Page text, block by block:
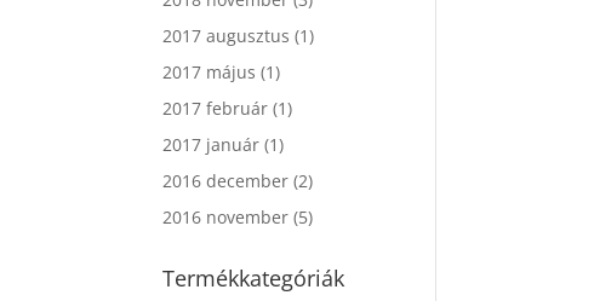
2017 augusztus (1)
2017 május (1)
2017 február (1)
2017 január (1)
2016 december (2)
2016 november (5)
Termékkategóriák